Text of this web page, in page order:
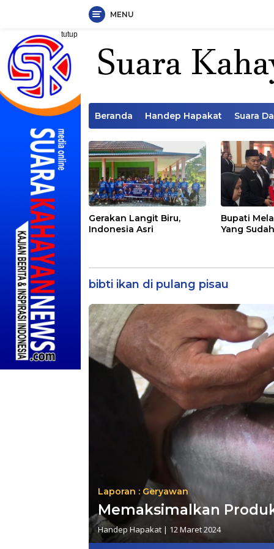
Langsung
konten
MENU
tutup
Beranda Handep Hapakat Suara
Gerakan Langit Biru,
Indonesia Asri
Bupati
Yang
bibti ikan di pulang pisau
Laporan : Geryawan
Memaksimalkan
Handep Hapakat | 12 Maret 2024